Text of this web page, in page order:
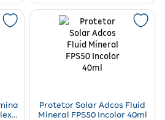
Protetor Solar Adcos Fluid
Mineral FPS50 Incolor 40ml